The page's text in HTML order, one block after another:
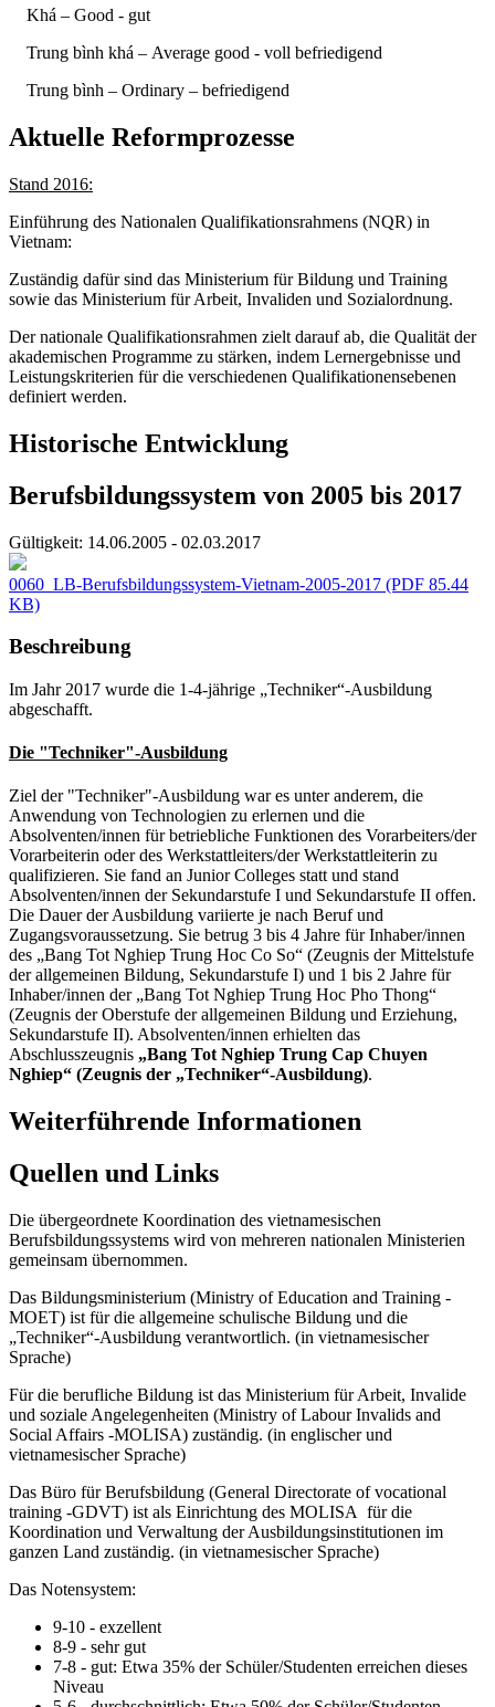
Khá – Good - gut
Trung bình khá – Average good - voll befriedigend
Trung bình – Ordinary – befriedigend
Aktuelle Reformprozesse
Stand 2016:
Einführung des Nationalen Qualifikationsrahmens (NQR) in
Vietnam:
Zuständig dafür sind das Ministerium für Bildung und Training
sowie das Ministerium für Arbeit, Invaliden und Sozialordnung.
Der nationale Qualifikationsrahmen zielt darauf ab, die Qualität der
akademischen Programme zu stärken, indem Lernergebnisse und
Leistungskriterien für die verschiedenen Qualifikationensebenen
definiert werden.
Historische Entwicklung
Berufsbildungssystem von 2005 bis 2017
Gültigkeit: 14.06.2005 - 02.03.2017
0060_LB-Berufsbildungssystem-Vietnam-2005-2017 (PDF 85.44
KB)
Beschreibung
Im Jahr 2017 wurde die 1-4-jährige „Techniker“-Ausbildung
abgeschafft.
Die "Techniker"-Ausbildung
Ziel der "Techniker"-Ausbildung war es unter anderem, die
Anwendung von Technologien zu erlernen und die
Absolventen/innen für betriebliche Funktionen des Vorarbeiters/der
Vorarbeiterin oder des Werkstattleiters/der Werkstattleiterin zu
qualifizieren. Sie fand an Junior Colleges statt und stand
Absolventen/innen der Sekundarstufe I und Sekundarstufe II offen.
Die Dauer der Ausbildung variierte je nach Beruf und
Zugangsvoraussetzung. Sie betrug 3 bis 4 Jahre für Inhaber/innen
des „Bang Tot Nghiep Trung Hoc Co So“ (Zeugnis der Mittelstufe
der allgemeinen Bildung, Sekundarstufe I) und 1 bis 2 Jahre für
Inhaber/innen der „Bang Tot Nghiep Trung Hoc Pho Thong“
(Zeugnis der Oberstufe der allgemeinen Bildung und Erziehung,
Sekundarstufe II). Absolventen/innen erhielten das
Abschlusszeugnis „Bang Tot Nghiep Trung Cap Chuyen
Nghiep“ (Zeugnis der „Techniker“-Ausbildung).
Weiterführende Informationen
Quellen und Links
Die übergeordnete Koordination des vietnamesischen
Berufsbildungssystems wird von mehreren nationalen Ministerien
gemeinsam übernommen.
Das Bildungsministerium (Ministry of Education and Training -
MOET) ist für die allgemeine schulische Bildung und die
„Techniker“-Ausbildung verantwortlich. (in vietnamesischer
Sprache)
Für die berufliche Bildung ist das Ministerium für Arbeit, Invalide
und soziale Angelegenheiten (Ministry of Labour Invalids and
Social Affairs -MOLISA) zuständig. (in englischer und
vietnamesischer Sprache)
Das Büro für Berufsbildung (General Directorate of vocational
training -GDVT) ist als Einrichtung des MOLISA für die
Koordination und Verwaltung der Ausbildungsinstitutionen im
ganzen Land zuständig. (in vietnamesischer Sprache)
Das Notensystem:
9-10 - exzellent
8-9 - sehr gut
7-8 - gut: Etwa 35% der Schüler/Studenten erreichen dieses
Niveau